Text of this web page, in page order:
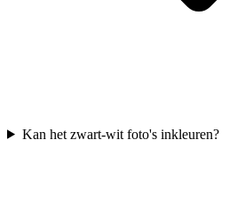
Kan het zwart-wit foto's inkleuren?